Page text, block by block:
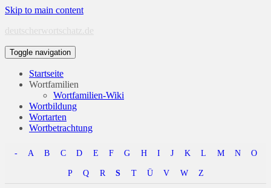
Skip to main content
deutscherwortschatz.de
Toggle navigation
Startseite
Wortfamilien
Wortfamilien-Wiki
Wortbildung
Wortarten
Wortbetrachtung
- A B C D E F G H I J K L M N O
P Q R S T Ü V W Z